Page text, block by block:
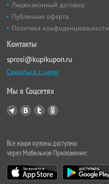
Лицензионный договор
Публичная оферта
Политика конфиденциальности
Контакты
sprosi@kupikupon.ru
Связаться с нами
Мы в Соцсетях
Все наши купоны доступны
через Мобильное Приложение: